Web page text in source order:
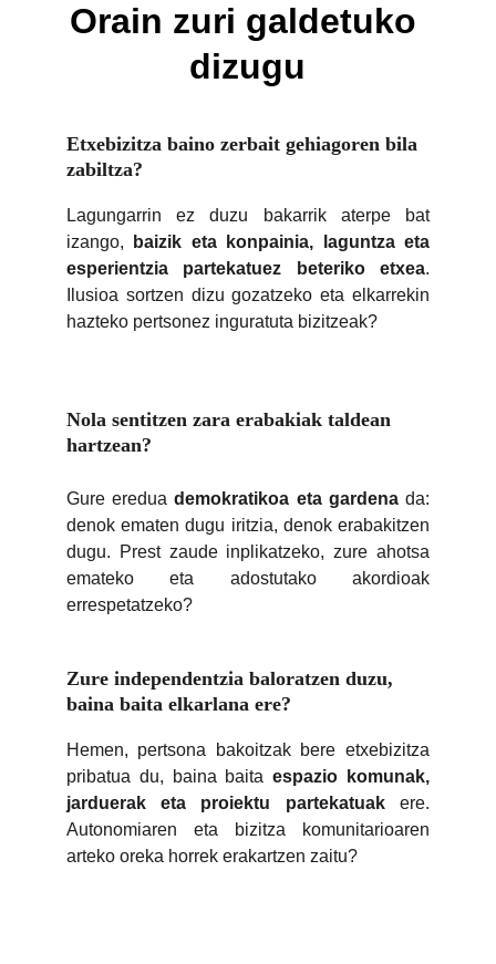
Etxebizitza baino zerbait gehiagoren bila
zabiltza?
Lagungarrin ez duzu bakarrik aterpe bat
izango,
baizik eta konpainia, laguntza eta
esperientzia partekatuez beteriko etxea.
Ilusioa sortzen dizu gozatzeko eta elkarrekin
hazteko pertsonez inguratuta bizitzeak?
Nola sentitzen zara erabakiak taldean
hartzean?
Gure ereduademokratikoa eta gardenada:
denok ematen dugu iritzia, denok erabakitzen
dugu. Prest zaude inplikatzeko, zure ahotsa
emateko eta adostutako akordioak
errespetatzeko?
Zure independentzia baloratzen duzu,
baina baita elkarlana ere?
Hemen, pertsona bakoitzak bere etxebizitza
pribatua du, baina baitaespazio komunak,
jarduerak eta proiektu partekatuakere.
Autonomiaren eta bizitza komunitarioaren
arteko oreka horrek erakartzen zaitu?
Orain zuri galdetuko
dizugu